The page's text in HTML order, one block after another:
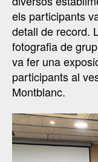
els participants
detall de record.
fotografia de
va fer una
participants al
Montblanc.